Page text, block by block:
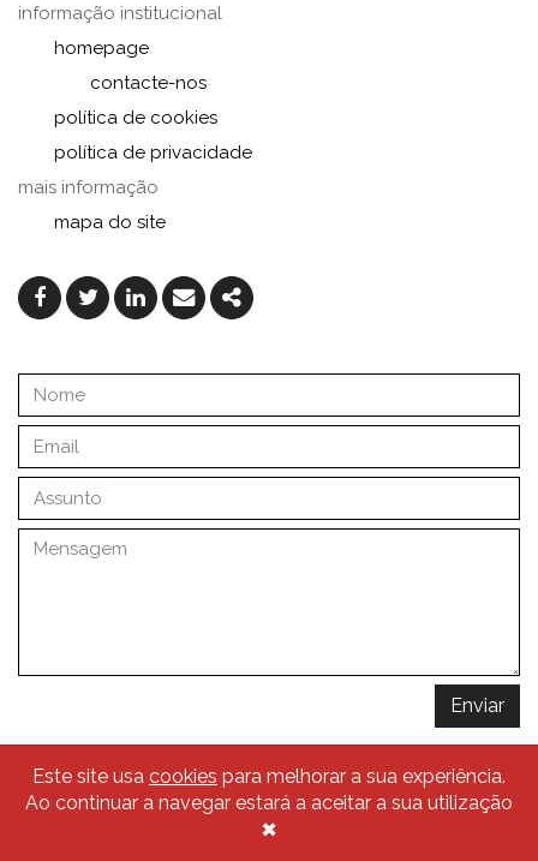
informação institucional
homepage
contacte-nos
política de cookies
política de privacidade
mais informação
mapa do site
Facebook
TwitterLinkedinEmailShare
Enviar
© 2026 Traçado Regulador
Este site usa cookies para melhorar a sua experiência.
Ao continuar a navegar estará a aceitar a sua utilização
×